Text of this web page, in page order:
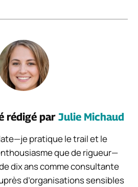
rédigé par Julie Michaud
pratique le trail et le
que de rigueur—
dix ans comme consultante
d’organisations sensibles